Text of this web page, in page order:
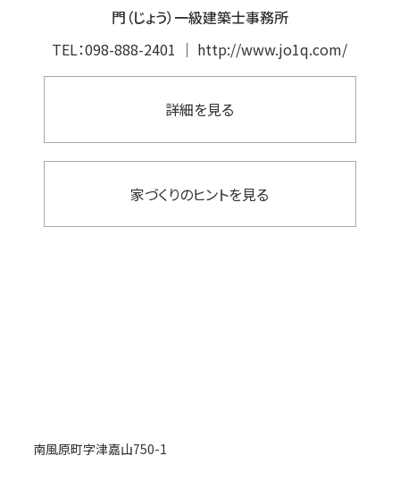
門（じょう）一級建築士事務所
TEL：098-888-2401 ｜ http://www.jo1q.com/
詳細を見る
家づくりのヒントを見る
南風原町字津嘉山750-1